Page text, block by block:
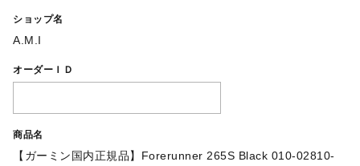
ショップ名
A.M.I
オーダーＩＤ
商品名
【ガーミン国内正規品】Forerunner 265S Black 010-02810-